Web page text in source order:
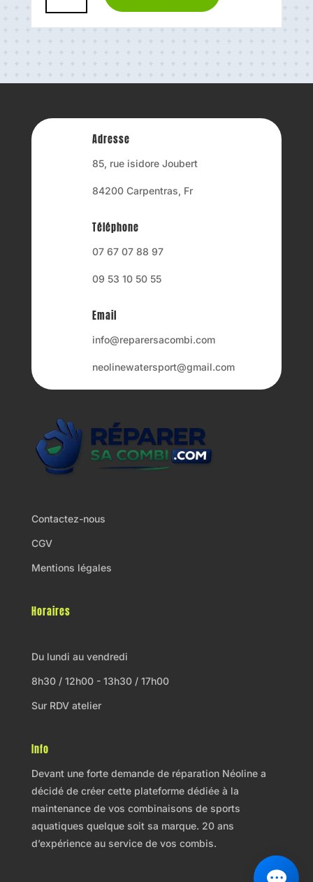
Chaussette
latex
Adresse
85, rue isidore Joubert
84200 Carpentras, Fr
Téléphone
07 67 07 88 97
09 53 10 50 55
Email
info@reparersacombi.com
neolinewatersport@gmail.com
Contactez-nous
CGV
Mentions légales
Horaires
Du lundi au vendredi
8h30 / 12h00 - 13h30 / 17h00
Sur RDV atelier
Info
Devant une forte demande de réparation Néoline a
décidé de créer cette plateforme dédiée à la
maintenance de vos combinaisons de sports
aquatiques quelque soit sa marque. 20 ans
d’expérience au service de vos combis.